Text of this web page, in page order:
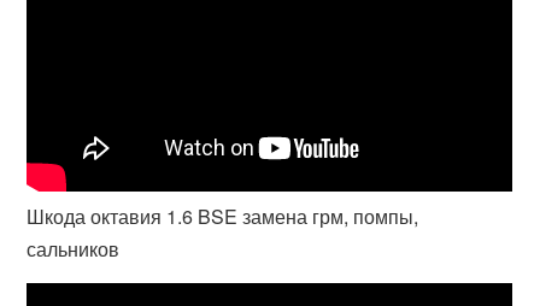
Шкода октавия 1.6 BSE замена грм, помпы,
сальников